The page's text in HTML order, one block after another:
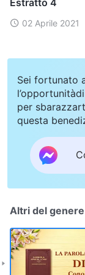
02 Aprile 2021
Sei fortunato
per
questa
Altri del genere